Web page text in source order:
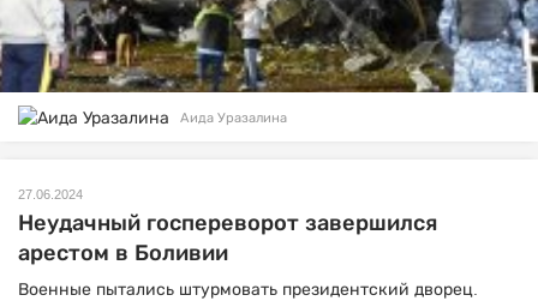
Аида Уразалина
27.06.2024
Неудачный госпереворот завершился
арестом в Боливии
Военные пытались штурмовать президентский дворец.